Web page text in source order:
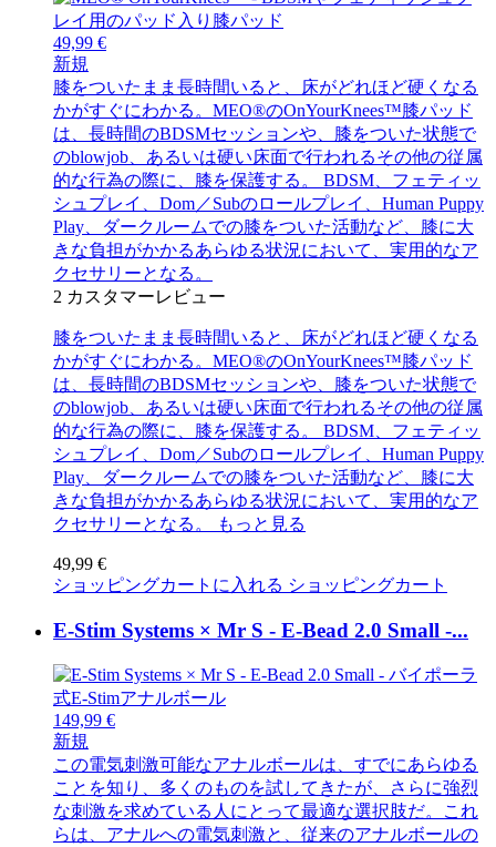
49,99 €
新規
膝をついたまま長時間いると、床がどれほど硬くなる
かがすぐにわかる。MEO®のOnYourKnees™膝パッド
は、長時間のBDSMセッションや、膝をついた状態で
のblowjob、あるいは硬い床面で行われるその他の従属
的な行為の際に、膝を保護する。 BDSM、フェティッ
シュプレイ、Dom／Subのロールプレイ、Human Puppy
Play、ダークルームでの膝をついた活動など、膝に大
きな負担がかかるあらゆる状況において、実用的なア
クセサリーとなる。
2 カスタマーレビュー
膝をついたまま長時間いると、床がどれほど硬くなる
かがすぐにわかる。MEO®のOnYourKnees™膝パッド
は、長時間のBDSMセッションや、膝をついた状態で
のblowjob、あるいは硬い床面で行われるその他の従属
的な行為の際に、膝を保護する。 BDSM、フェティッ
シュプレイ、Dom／Subのロールプレイ、Human Puppy
Play、ダークルームでの膝をついた活動など、膝に大
きな負担がかかるあらゆる状況において、実用的なア
クセサリーとなる。
もっと見る
49,99 €
ショッピングカートに入れる ショッピングカート
E-Stim Systems × Mr S - E-Bead 2.0 Small -...
149,99 €
新規
この電気刺激可能なアナルボールは、すでにあらゆる
ことを知り、多くのものを試してきたが、さらに強烈
な刺激を求めている人にとって最適な選択肢だ。これ
らは、アナルへの電気刺激と、従来のアナルボールの